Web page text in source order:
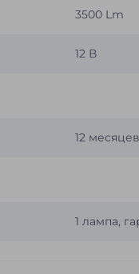
3500 Lm
12 В
12 месяцев
1 лампа,